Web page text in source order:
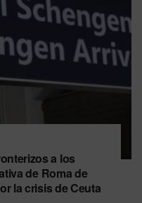
a los
de Roma de
la crisis de Ceuta